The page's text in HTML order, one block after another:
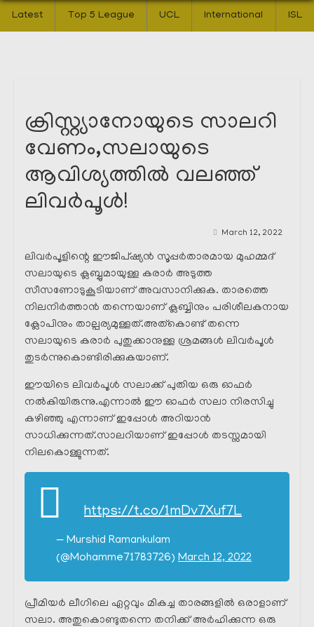
Latest Top 5 League UCL International ISL
ക്രിസ്റ്റ്യാനോയുടെ സാലറി
വേണം,സലായുടെ
ആവിശ്യത്തിൽ വലഞ്ഞ്
ലിവർപൂൾ!
March 12, 2022
ലിവർപൂളിന്റെ ഈജിപ്ഷ്യൻ സൂപ്പർതാരമായ മുഹമ്മദ്
സലായുടെ ക്ലബ്ബുമായുള്ള കരാർ അടുത്ത
സീസണോടുകൂടിയാണ് അവസാനിക്കുക. താരത്തെ
നിലനിർത്താൻ തന്നെയാണ് ക്ലബ്ബിനും പരിശീലകനായ
ക്ലോപിനും താല്പര്യമുള്ളത്.അത്കൊണ്ട് തന്നെ
സലായുടെ കരാർ പുതുക്കാനുള്ള ശ്രമങ്ങൾ ലിവർപൂൾ
തുടർന്നുകൊണ്ടിരിക്കുകയാണ്.
ഈയിടെ ലിവർപൂൾ സലാക്ക് പുതിയ ഒരു ഓഫർ
നൽകിയിരുന്നു.എന്നാൽ ഈ ഓഫർ സലാ നിരസിച്ചു
കഴിഞ്ഞു എന്നാണ് ഇപ്പോൾ അറിയാൻ
സാധിക്കുന്നത്.സാലറിയാണ് ഇപ്പോൾ തടസ്സമായി
നിലകൊള്ളുന്നത്.
https://t.co/1mDv7Xuf7L
— Murshid Ramankulam
(@Mohamme71783726) March 12, 2022
പ്രീമിയർ ലീഗിലെ ഏറ്റവും മികച്ച താരങ്ങളിൽ ഒരാളാണ്
സലാ. അതുകൊണ്ടുതന്നെ തനിക്ക് അർഹിക്കുന്ന ഒരു